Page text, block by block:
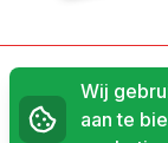
Wij
aan te